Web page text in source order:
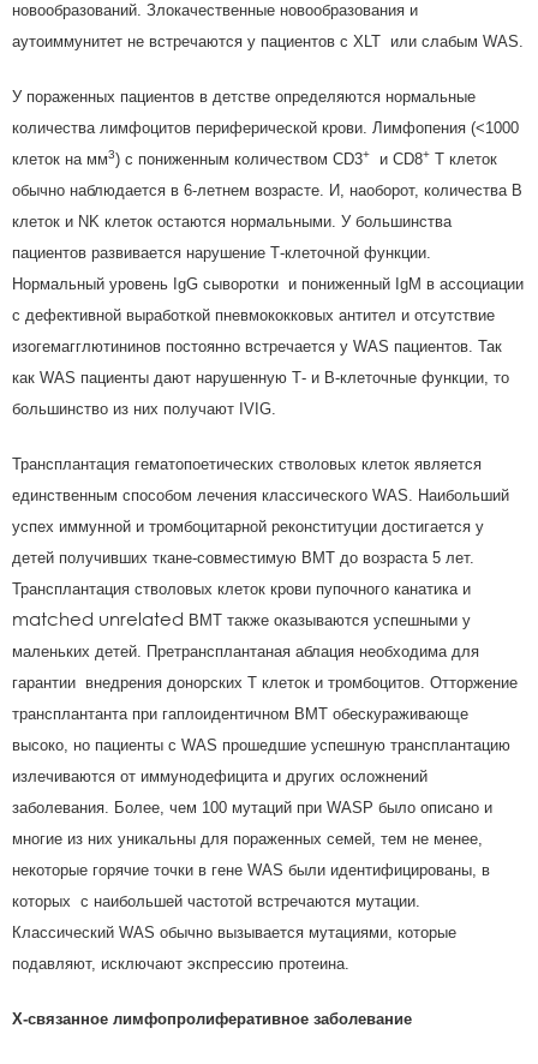
новообразований. Злокачественные новообразования и
аутоиммунитет не встречаются у пациентов с XLT или слабым WAS.
У пораженных пациентов в детстве определяются нормальные
количества лимфоцитов периферической крови. Лимфопения (<1000
клеток на мм3) с пониженным количеством CD3+ и CD8+ Т клеток
обычно наблюдается в 6-летнем возрасте. И, наоборот, количества В
клеток и NK клеток остаются нормальными. У большинства
пациентов развивается нарушение Т-клеточной функции.
Нормальный уровень IgG сыворотки и пониженный IgM в ассоциации
с дефективной выработкой пневмококковых антител и отсутствие
изогемагглютининов постоянно встречается у WAS пациентов. Так
как WAS пациенты дают нарушенную Т- и В-клеточные функции, то
большинство из них получают IVIG.
Трансплантация гематопоетических стволовых клеток является
единственным способом лечения классического WAS. Наибольший
успех иммунной и тромбоцитарной реконституции достигается у
детей получивших ткане-совместимую BMT до возраста 5 лет.
Трансплантация стволовых клеток крови пупочного канатика и
matched unrelated BMT также оказываются успешными у
маленьких детей. Претрансплантаная аблация необходима для
гарантии внедрения донорских Т клеток и тромбоцитов. Отторжение
трансплантанта при гаплоидентичном BMT обескураживающе
высоко, но пациенты с WAS прошедшие успешную трансплантацию
излечиваются от иммунодефицита и других осложнений
заболевания. Более, чем 100 мутаций при WASP было описано и
многие из них уникальны для пораженных семей, тем не менее,
некоторые горячие точки в гене WAS были идентифицированы, в
которых с наибольшей частотой встречаются мутации.
Классический WAS обычно вызывается мутациями, которые
подавляют, исключают экспрессию протеина.
Х-связанное лимфопролиферативное заболевание